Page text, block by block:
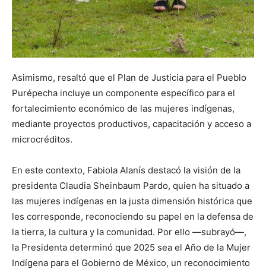
Asimismo, resaltó que el Plan de Justicia para el Pueblo
Purépecha incluye un componente específico para el
fortalecimiento económico de las mujeres indígenas,
mediante proyectos productivos, capacitación y acceso a
microcréditos.
En este contexto, Fabiola Alanís destacó la visión de la
presidenta Claudia Sheinbaum Pardo, quien ha situado a
las mujeres indígenas en la justa dimensión histórica que
les corresponde, reconociendo su papel en la defensa de
la tierra, la cultura y la comunidad. Por ello —subrayó—,
la Presidenta determinó que 2025 sea el Año de la Mujer
Indígena para el Gobierno de México, un reconocimiento